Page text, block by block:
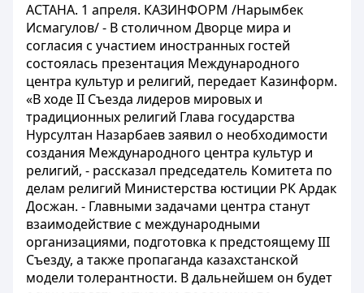
АСТАНА. 1 апреля. КАЗИНФОРМ /Нарымбек
Исмагулов/ - В столичном Дворце мира и
согласия с участием иностранных гостей
состоялась презентация Международного
центра культур и религий, передает Казинформ.
«В ходе II Съезда лидеров мировых и
традиционных религий Глава государства
Нурсултан Назарбаев заявил о необходимости
создания Международного центра культур и
религий, - рассказал председатель Комитета по
делам религий Министерства юстиции РК Ардак
Досжан. - Главными задачами центра станут
взаимодействие с международными
организациями, подготовка к предстоящему III
Съезду, а также пропаганда казахстанской
модели толерантности. В дальнейшем он будет